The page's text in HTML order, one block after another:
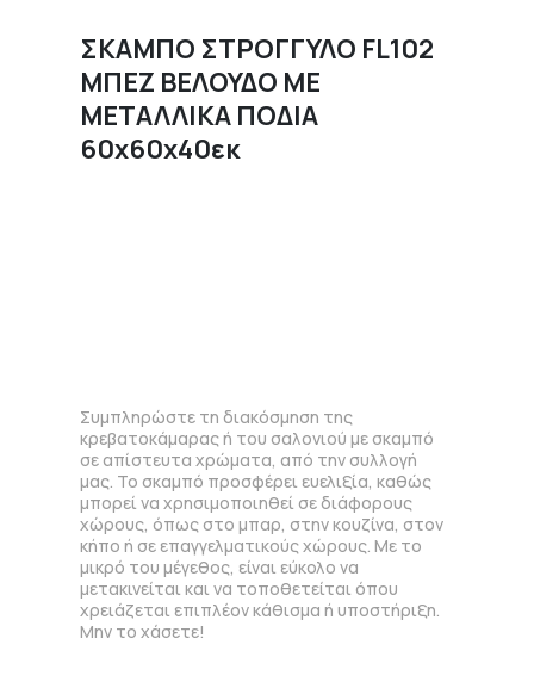
ΣΚΑΜΠΟ ΣΤΡΟΓΓΥΛΟ FL102
ΜΠΕΖ ΒΕΛΟΥΔΟ ΜΕ
ΜΕΤΑΛΛΙΚΑ ΠΟΔΙΑ
60x60x40εκ
Συμπληρώστε τη διακόσμηση της
κρεβατοκάμαρας ή του σαλονιού με σκαμπό
σε απίστευτα χρώματα, από την συλλογή
μας. Το σκαμπό προσφέρει ευελιξία, καθώς
μπορεί να χρησιμοποιηθεί σε διάφορους
χώρους, όπως στο μπαρ, στην κουζίνα, στον
κήπο ή σε επαγγελματικούς χώρους. Με το
μικρό του μέγεθος, είναι εύκολο να
μετακινείται και να τοποθετείται όπου
χρειάζεται επιπλέον κάθισμα ή υποστήριξη.
Μην το χάσετε!